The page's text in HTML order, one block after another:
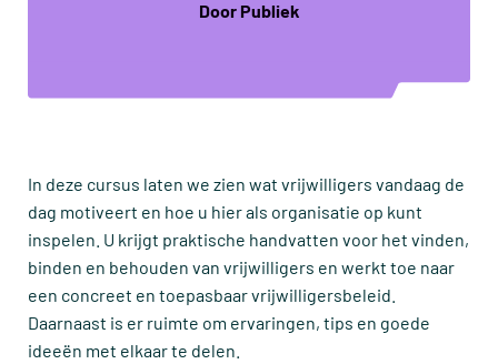
Door Publiek
In deze cursus laten we zien wat vrijwilligers vandaag de
dag motiveert en hoe u hier als organisatie op kunt
inspelen. U krijgt praktische handvatten voor het vinden,
binden en behouden van vrijwilligers en werkt toe naar
een concreet en toepasbaar vrijwilligersbeleid.
Daarnaast is er ruimte om ervaringen, tips en goede
ideeën met elkaar te delen.